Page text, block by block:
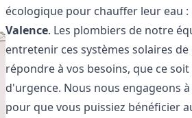
écologique pour chauffer leur eau
Valence. Les plombiers de notre
entretenir ces systèmes solaires
répondre à vos besoins, que ce
d'urgence. Nous nous engageons
pour que vous puissiez bénéficier